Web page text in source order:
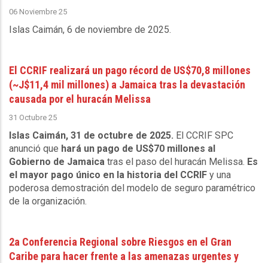
06 Noviembre 25
Islas Caimán, 6 de noviembre de 2025.
El CCRIF realizará un pago récord de US$70,8 millones
(~J$11,4 mil millones) a Jamaica tras la devastación
causada por el huracán Melissa
31 Octubre 25
Islas Caimán, 31 de octubre de 2025. El CCRIF SPC
anunció que hará un pago de US$70 millones al
Gobierno de Jamaica tras el paso del huracán Melissa. Es
el mayor pago único en la historia del CCRIF y una
poderosa demostración del modelo de seguro paramétrico
de la organización.
2a Conferencia Regional sobre Riesgos en el Gran
Caribe para hacer frente a las amenazas urgentes y